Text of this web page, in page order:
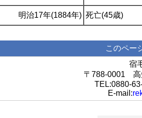
明治17年(1884年) 死亡(45歳)
このペー
宿
〒788-0001 高
TEL:0880-
E-mail: